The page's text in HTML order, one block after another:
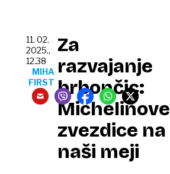
Za
razvajanje
brbončic:
Michelinove
zvezdice na
naši meji
11. 02.
2025.,
12.38
MIHA
FIRST